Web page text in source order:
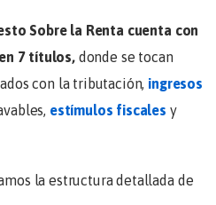
Sobre la Renta cuenta con
7 títulos, donde se tocan
con la tributación, ingresos
estímulos fiscales y
la estructura detallada de